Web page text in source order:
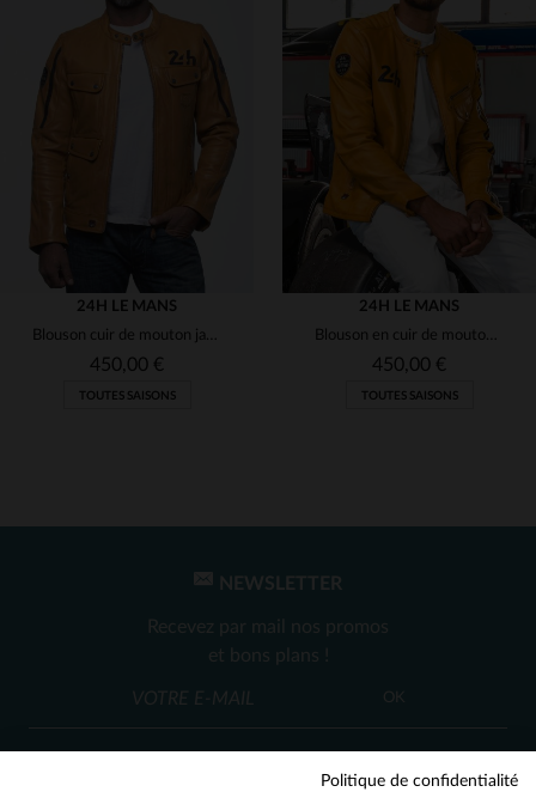
(2)
TAILLES DISPONIBLES
2XL
24H LE MANS
Blouson cuir de mouton jaune, coupe regular, style motard et coloré.
450,00 €
TOUTES SAISONS
TAILLES DISPONIBLES
24H LE MANS
Blouson en cuir de mouton jaune, inspiré des légendes du sport auto.
450,00 €
TOUTES SAISONS
NEWSLETTER
Recevez par mail nos promos
et bons plans !
OK
Politique de confidentialité